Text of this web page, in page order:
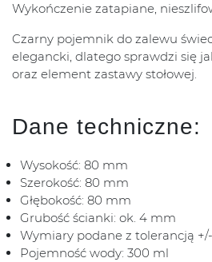
Wykończenie zatapiane,
Czarny pojemnik do zalewu
elegancki, dlatego sprawdzi się
oraz element zastawy stołowej.
Dane techniczne:
Wysokość: 80 mm
Szerokość: 80 mm
Głębokość: 80 mm
Grubość ścianki: ok. 4 mm
Wymiary podane z tolerancją +/-
Pojemność wody: 300 ml